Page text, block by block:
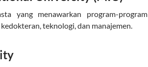
yang menawarkan program-program
teknologi, dan manajemen.